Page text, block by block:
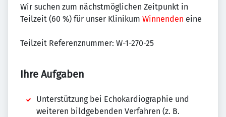
Wir suchen zum nächstmöglichen Zeitpunkt in
Teilzeit (60 %) für unser Klinikum Winnenden eine
Teilzeit Referenznummer: W-1-270-25
Ihre Aufgaben
Unterstützung bei Echokardiographie und
weiteren bildgebenden Verfahren (z. B.